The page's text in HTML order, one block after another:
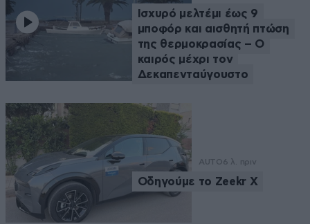
Ισχυρό μελτέμι έως 9
μποφόρ και αισθητή πτώση
της θερμοκρασίας – O
καιρός μέχρι τον
Δεκαπενταύγουστο
AUTO6 λ. πριν
Οδηγούμε το Zeekr X